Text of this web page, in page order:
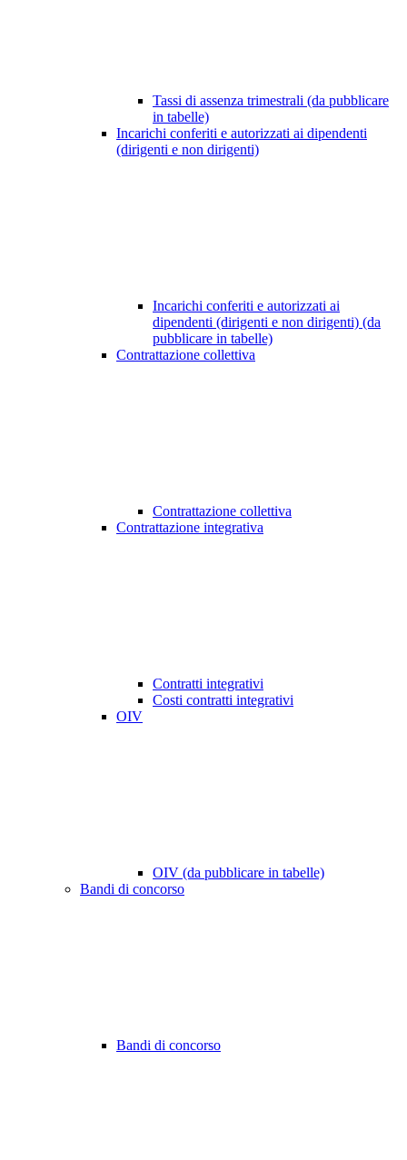
Tassi di assenza trimestrali (da pubblicare
in tabelle)
Incarichi conferiti e autorizzati ai dipendenti
(dirigenti e non dirigenti)
Incarichi conferiti e autorizzati ai
dipendenti (dirigenti e non dirigenti) (da
pubblicare in tabelle)
Contrattazione collettiva
Contrattazione collettiva
Contrattazione integrativa
Contratti integrativi
Costi contratti integrativi
OIV
OIV (da pubblicare in tabelle)
Bandi di concorso
Bandi di concorso